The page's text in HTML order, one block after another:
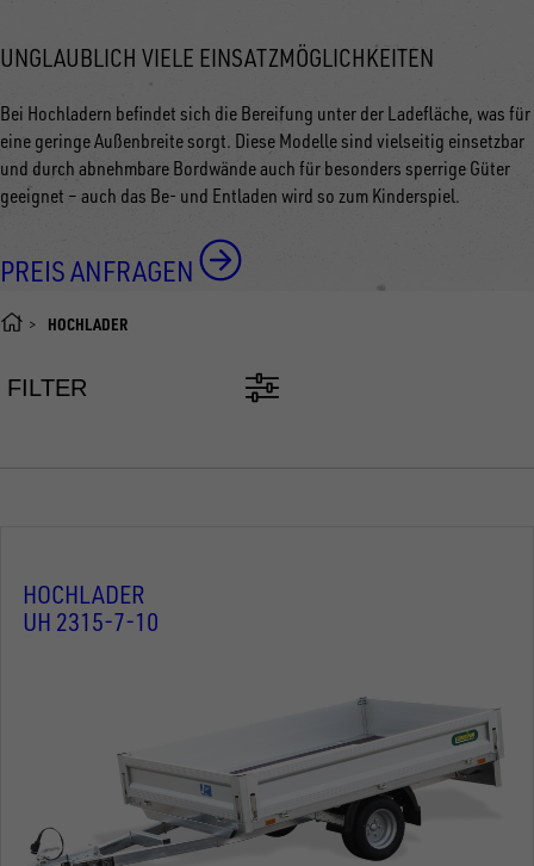
UNGLAUBLICH VIELE EINSATZMÖGLICHKEITEN
Bei Hochladern befindet sich die Bereifung unter der Ladefläche, was für
eine geringe Außenbreite sorgt. Diese Modelle sind vielseitig einsetzbar
und durch abnehmbare Bordwände auch für besonders sperrige Güter
geeignet – auch das Be- und Entladen wird so zum Kinderspiel.
PREIS ANFRAGEN
HOCHLADER
FILTER
HOCHLADER
UH 2315-7-10